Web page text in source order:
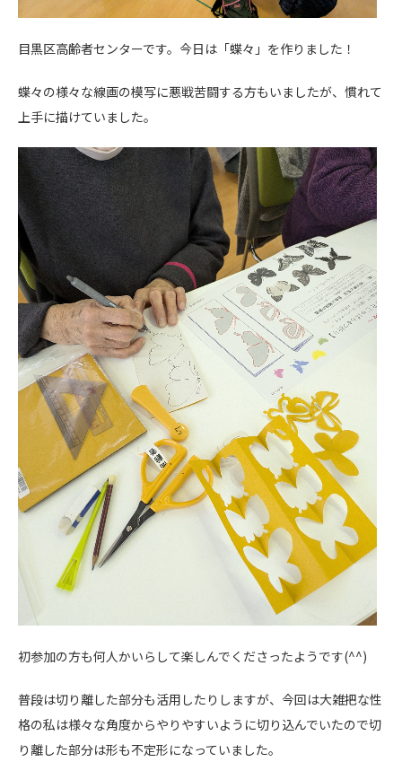
目黒区高齢者センターです。今日は「蝶々」を作りました！
蝶々の様々な線画の模写に悪戦苦闘する方もいましたが、慣れて
上手に描けていました。
初参加の方も何人かいらして楽しんでくださったようです(^^)
普段は切り離した部分も活用したりしますが、今回は大雑把な性
格の私は様々な角度からやりやすいように切り込んでいたので切
り離した部分は形も不定形になっていました。